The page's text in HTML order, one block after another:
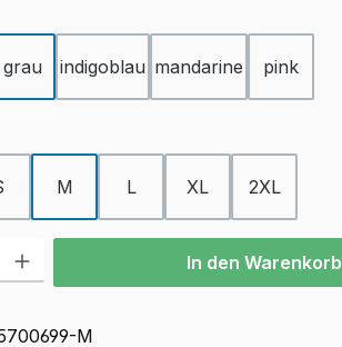
grau indigoblau mandarine pink
M L XL 2XL
In den Warenkorb
M